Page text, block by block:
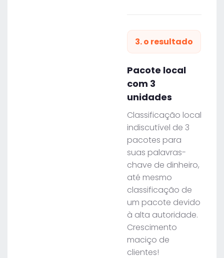
3. o resultado
Pacote local
com 3
unidades
Classificação local
indiscutível de 3
pacotes para
suas palavras-
chave de dinheiro,
até mesmo
classificação de
um pacote devido
à alta autoridade.
Crescimento
maciço de
clientes!